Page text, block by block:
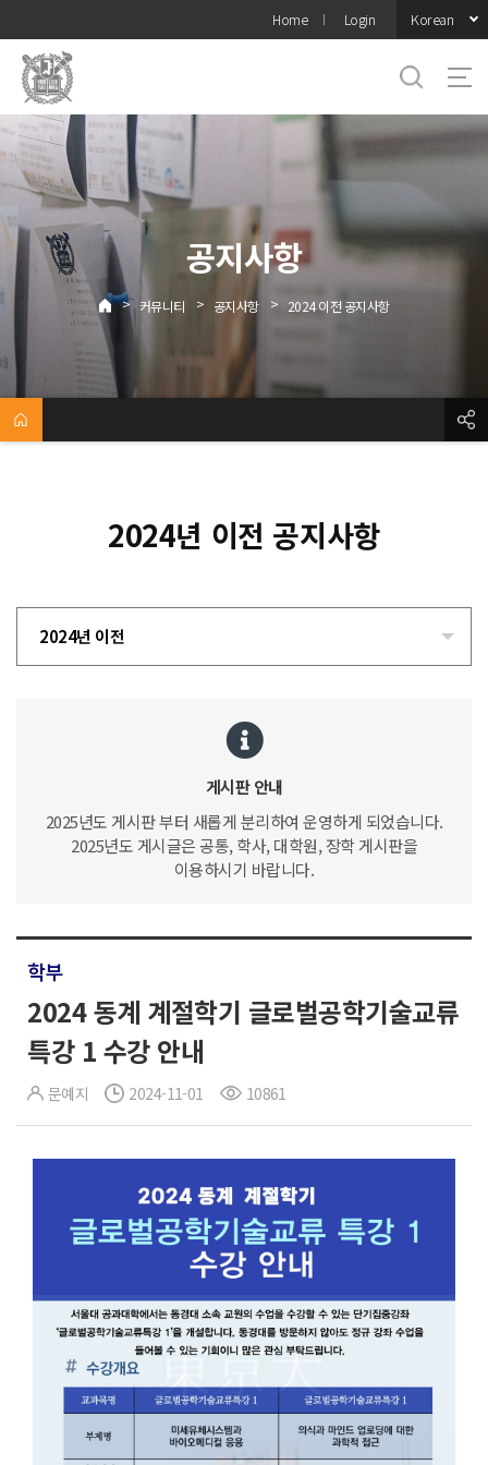
메뉴
Home Login Korean
공지사항
> 커뮤니티 > 공지사항 > 2024 이전 공지사항
2024년 이전 공지사항
2024년 이전
게시판 안내
2025년도 게시판 부터 새롭게 분리하여 운영하게 되었습니다.
2025년도 게시글은 공통, 학사, 대학원, 장학 게시판을
이용하시기 바랍니다.
학부
2024 동계 계절학기 글로벌공학기술교류
특강 1 수강 안내
문예지 2024-11-01 10861